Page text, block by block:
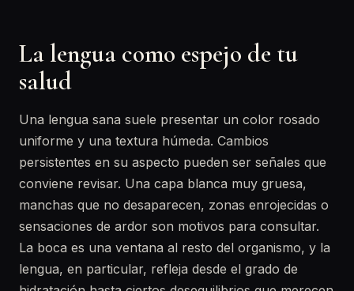
La lengua como espejo de tu
salud
Una lengua sana suele presentar un color rosado
uniforme y una textura húmeda. Cambios
persistentes en su aspecto pueden ser señales que
conviene revisar. Una capa blanca muy gruesa,
manchas que no desaparecen, zonas enrojecidas o
sensaciones de ardor son motivos para consultar.
La boca es una ventana al resto del organismo, y la
lengua, en particular, refleja desde el grado de